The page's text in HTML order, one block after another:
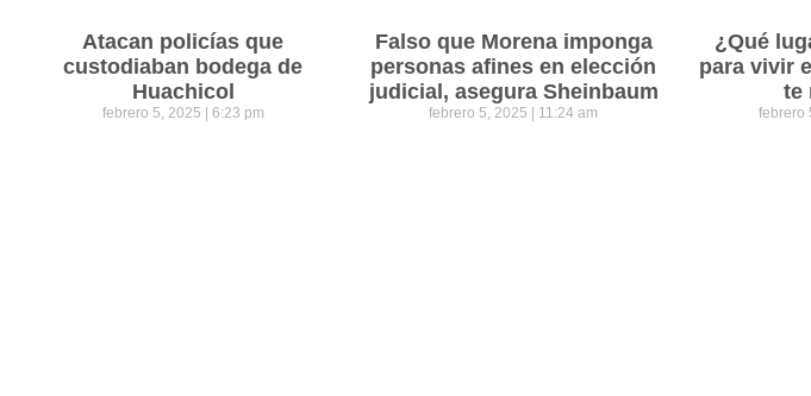
Atacan policías que
custodiaban bodega de
Huachicol
febrero 5, 2025 6:23 pm
Falso que Morena imponga
personas afines en elección
judicial, asegura Sheinbaum
febrero 5, 2025 11:24 am
¿Qué
para vivir
te
febrero